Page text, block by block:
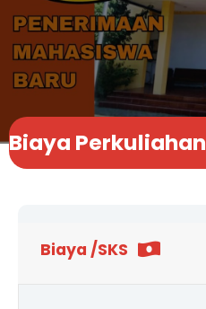
Biaya Perkuliahan
Biaya /SKS